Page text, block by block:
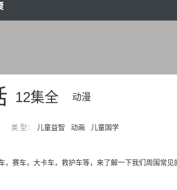
12集全 动漫
类 型： 儿童益智 动画
儿童国学
，赛车，大卡车，救护车等，来了解一下我们周围常